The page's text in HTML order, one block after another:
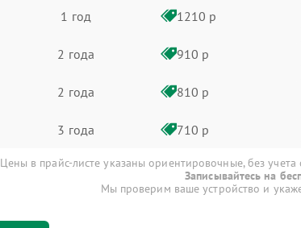
1 год 1210 р
2 года 910 р
2 года 810 р
3 года 710 р
Цены в прайс-листе указаны ориентировочные, без учета
Записывайтесь на
Мы проверим ваше устройство и